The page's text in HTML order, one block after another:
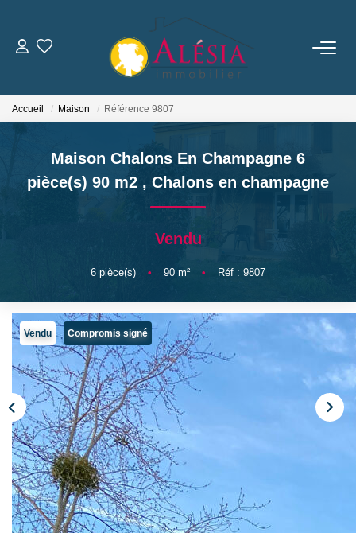
ACHETER
LOUER
BIENS VENDUS / LOUÉS
NOTRE AGENCE
Qui Sommes Nous
CONTACT
Accueil Maison Référence 9807
Maison Chalons En Champagne 6
pièce(s) 90 m2 , Chalons en champagne
Vendu
6 pièce(s) • 90 m² • Réf : 9807
Vendu Compromis signé